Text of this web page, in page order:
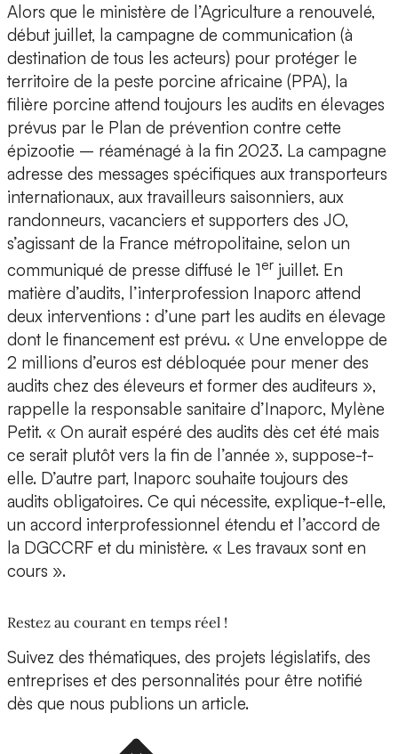
Alors que le ministère de l’Agriculture a renouvelé,
début juillet, la campagne de communication (à
destination de tous les acteurs) pour protéger le
territoire de la peste porcine africaine (PPA), la
filière porcine attend toujours les audits en élevages
prévus par le Plan de prévention contre cette
épizootie – réaménagé à la fin 2023. La campagne
adresse des messages spécifiques aux transporteurs
internationaux, aux travailleurs saisonniers, aux
randonneurs, vacanciers et supporters des JO,
s’agissant de la France métropolitaine, selon un
communiqué de presse diffusé le 1er juillet. En
matière d’audits, l’interprofession Inaporc attend
deux interventions : d’une part les audits en élevage
dont le financement est prévu. « Une enveloppe de
2 millions d’euros est débloquée pour mener des
audits chez des éleveurs et former des auditeurs »,
rappelle la responsable sanitaire d’Inaporc, Mylène
Petit. « On aurait espéré des audits dès cet été mais
ce serait plutôt vers la fin de l’année », suppose-t-
elle. D’autre part, Inaporc souhaite toujours des
audits obligatoires. Ce qui nécessite, explique-t-elle,
un accord interprofessionnel étendu et l’accord de
la DGCCRF et du ministère. « Les travaux sont en
cours ».
Restez au courant en temps réel !
Suivez des thématiques, des projets législatifs, des
entreprises et des personnalités pour être notifié
dès que nous publions un article.